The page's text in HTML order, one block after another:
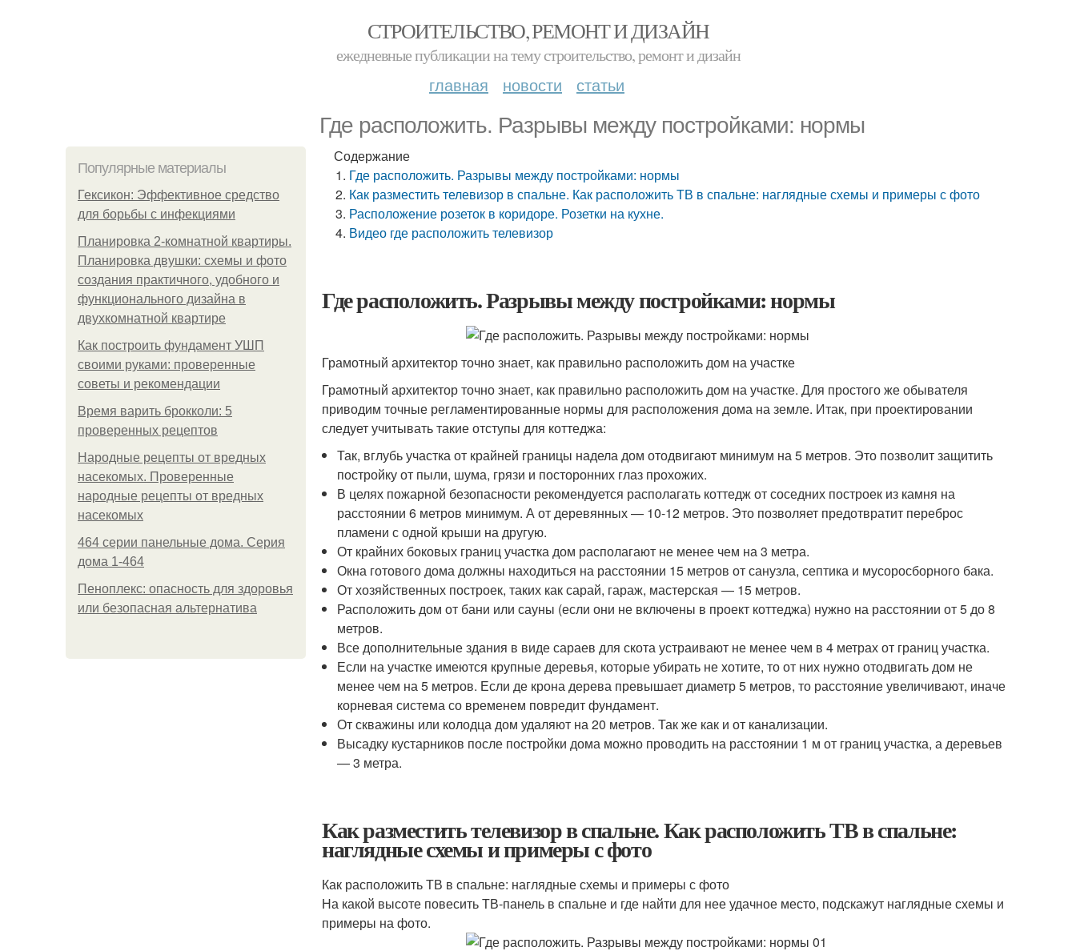
СТРОИТЕЛЬСТВО, РЕМОНТ И ДИЗАЙН
ежедневные публикации на тему строительство, ремонт и дизайн
главная новости статьи
Где расположить. Разрывы между постройками: нормы
Популярные материалы
Гексикон: Эффективное средство
для борьбы с инфекциями
Планировка 2-комнатной квартиры.
Планировка двушки: схемы и фото
создания практичного, удобного и
функционального дизайна в
двухкомнатной квартире
Как построить фундамент УШП
своими руками: проверенные
советы и рекомендации
Время варить брокколи: 5
проверенных рецептов
Народные рецепты от вредных
насекомых. Проверенные
народные рецепты от вредных
насекомых
464 серии панельные дома. Серия
дома 1-464
Пеноплекс: опасность для здоровья
или безопасная альтернатива
Содержание
Где расположить. Разрывы между постройками: нормы
Как разместить телевизор в спальне. Как расположить ТВ в спальне: наглядные схемы и примеры с фото
Расположение розеток в коридоре. Розетки на кухне.
Видео где расположить телевизор
Где расположить. Разрывы между постройками: нормы
Грамотный архитектор точно знает, как правильно расположить дом на участке
Грамотный архитектор точно знает, как правильно расположить дом на участке. Для простого же обывателя
приводим точные регламентированные нормы для расположения дома на земле. Итак, при проектировании
следует учитывать такие отступы для коттеджа:
Так, вглубь участка от крайней границы надела дом отодвигают минимум на 5 метров. Это позволит защитить
постройку от пыли, шума, грязи и посторонних глаз прохожих.
В целях пожарной безопасности рекомендуется располагать коттедж от соседних построек из камня на
расстоянии 6 метров минимум. А от деревянных — 10-12 метров. Это позволяет предотвратит переброс
пламени с одной крыши на другую.
От крайних боковых границ участка дом располагают не менее чем на 3 метра.
Окна готового дома должны находиться на расстоянии 15 метров от санузла, септика и мусоросборного бака.
От хозяйственных построек, таких как сарай, гараж, мастерская — 15 метров.
Расположить дом от бани или сауны (если они не включены в проект коттеджа) нужно на расстоянии от 5 до 8
метров.
Все дополнительные здания в виде сараев для скота устраивают не менее чем в 4 метрах от границ участка.
Если на участке имеются крупные деревья, которые убирать не хотите, то от них нужно отодвигать дом не
менее чем на 5 метров. Если де крона дерева превышает диаметр 5 метров, то расстояние увеличивают, иначе
корневая система со временем повредит фундамент.
От скважины или колодца дом удаляют на 20 метров. Так же как и от канализации.
Высадку кустарников после постройки дома можно проводить на расстоянии 1 м от границ участка, а деревьев
— 3 метра.
Как разместить телевизор в спальне. Как расположить ТВ в спальне:
наглядные схемы и примеры с фото
Как расположить ТВ в спальне: наглядные схемы и примеры с фото
На какой высоте повесить ТВ-панель в спальне и где найти для нее удачное место, подскажут наглядные схемы и
примеры на фото.